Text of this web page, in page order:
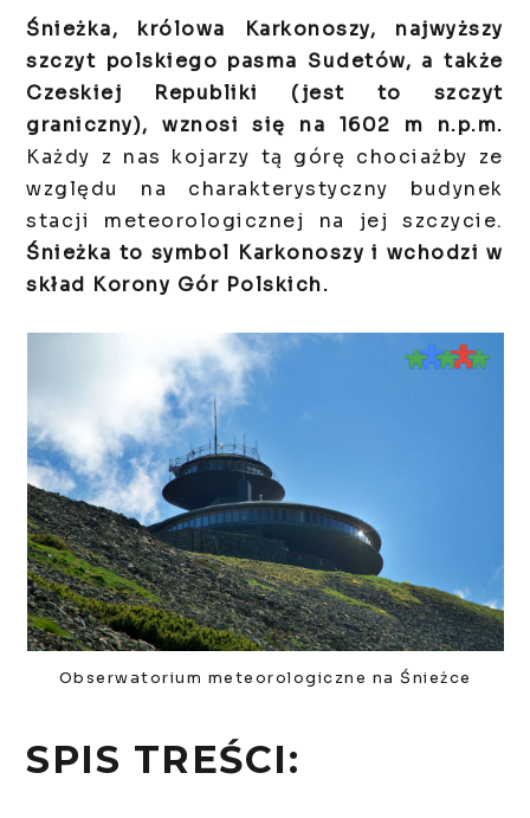
Śnieżka, królowa Karkonoszy, najwyższy
szczyt polskiego pasma Sudetów, a także
Czeskiej Republiki (jest to szczyt
graniczny), wznosi się na 1602 m n.p.m.
Każdy z nas kojarzy tą górę chociażby ze
względu na charakterystyczny budynek
stacji meteorologicznej na jej szczycie.
Śnieżka to symbol Karkonoszy i wchodzi w
skład Korony Gór Polskich.
Obserwatorium meteorologiczne na Śnieżce
SPIS TREŚCI: